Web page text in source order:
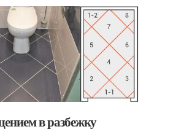
в разбежку